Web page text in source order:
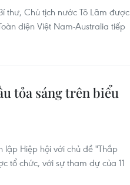
thư, Chủ tịch nước Tô Lâm được
diện Việt Nam-Australia tiếp
tỏa sáng trên biểu
Hiệp hội với chủ đề "Thắp
tổ chức, với sự tham dự của 11